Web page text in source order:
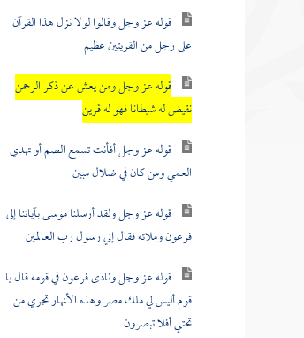
قوله عز وجل وقالوا لولا نزل هذا القرآن
على رجل من القريتين عظيم
قوله عز وجل ومن يعش عن ذكر الرحمن
نقيض له شيطانا فهو له قرين
قوله عز وجل أفأنت تسمع الصم أو تهدي
العمي ومن كان في ضلال مبين
قوله عز وجل ولقد أرسلنا موسى بآياتنا إلى
فرعون وملائه فقال إني رسول رب العالمين
قوله عز وجل ونادى فرعون في قومه قال يا
قوم أليس لي ملك مصر وهذه الأنهار تجري من
تحتي أفلا تبصرون